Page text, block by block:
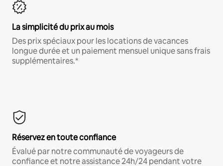
La simplicité du prix au mois
Des prix spéciaux pour les locations de vacances
longue durée et un paiement mensuel unique sans frais
supplémentaires.*
Réservez en toute confiance
Évalué par notre communauté de voyageurs de
confiance et notre assistance 24h/24 pendant votre